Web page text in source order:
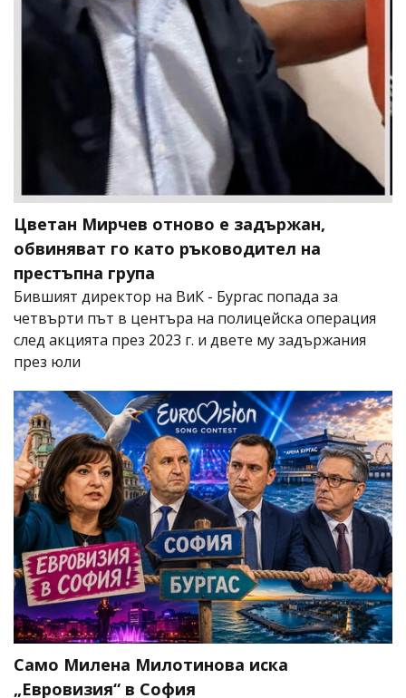
Цветан Мирчев отново е задържан,
обвиняват го като ръководител на
престъпна група
Бившият директор на ВиК - Бургас попада за
четвърти път в центъра на полицейска операция
след акцията през 2023 г. и двете му задържания
през юли
Само Милена Милотинова иска
„Евровизия“ в София